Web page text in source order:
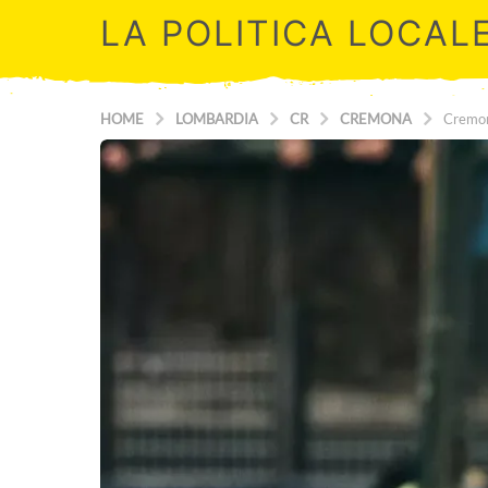
LA POLITICA
HOME LOMBARDIA CR CREMONA